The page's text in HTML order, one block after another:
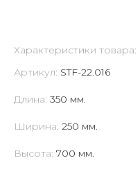
Характеристики товара:
Артикул: STF-22.016
Длина: 350 мм.
Ширина: 250 мм.
Высота: 700 мм.